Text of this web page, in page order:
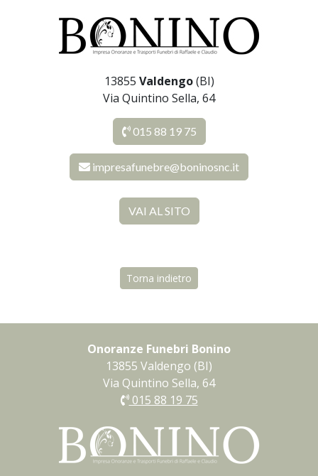
13855 Valdengo(BI)
Via Quintino Sella, 64
015 88 19 75
impresafunebre@boninosnc.it
VAI AL SITO
Torna indietro
Onoranze Funebri Bonino
13855 Valdengo (BI)
Via Quintino Sella, 64
015 88 19 75